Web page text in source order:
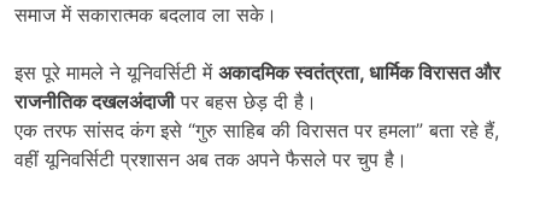
समाज में सकारात्मक बदलाव ला सके।
इस पूरे मामले ने यूनिवर्सिटी में अकादमिक स्वतंत्रता, धार्मिक विरासत और
राजनीतिक दखलअंदाजीपर बहस छेड़ दी है।
एक तरफ सांसद कंग इसे “गुरु साहिब की विरासत पर हमला” बता रहे हैं,
वहीं यूनिवर्सिटी प्रशासन अब तक अपने फैसले पर चुप है।